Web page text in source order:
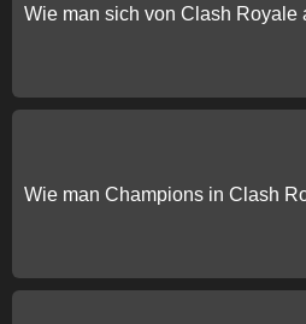
Wie man sich von Clash Royale
Wie man Champions in Clash